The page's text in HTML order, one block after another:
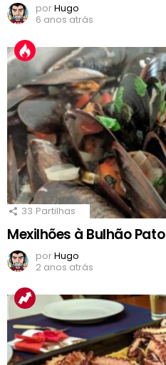
porHugo
6 anos atrás
33 Partilhas
Mexilhões à Bulhão Pato
porHugo
2 anos atrás